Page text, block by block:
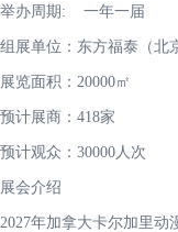
举办周期: 一年一届
组展单位：东方福泰（北
展览面积：20000㎡
预计展商：418家
预计观众：30000人次
展会介绍
2027年加拿大卡尔加里动